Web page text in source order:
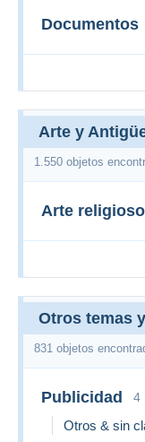
Documentos
Arte y
1.550 objetos
Arte religioso
Otros temas
831 objetos
Publicidad 4
Otros & sin